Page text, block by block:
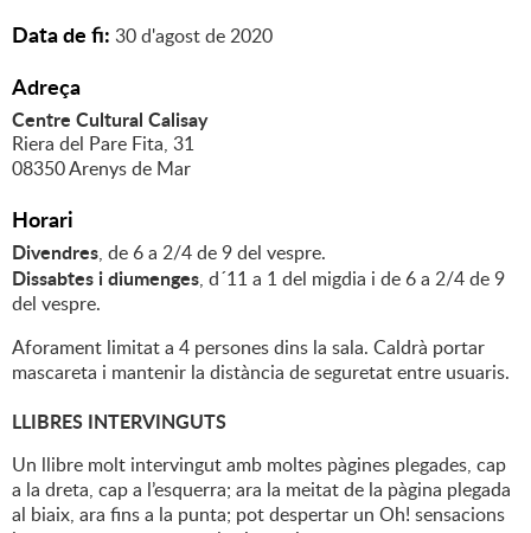
Data de fi: 30d'agostde2020
Adreça
Centre Cultural Calisay
Riera del Pare Fita, 31
08350 Arenys de Mar
Horari
Divendres, de 6 a 2/4 de 9 del vespre.
Dissabtes i diumenges, d´11 a 1 del migdia i de 6 a 2/4 de 9
del vespre.
Aforament limitat a 4 persones dins la sala. Caldrà portar
mascareta i mantenir la distància de seguretat entre usuaris.
LLIBRES INTERVINGUTS
Un llibre molt intervingut amb moltes pàgines plegades, cap
a la dreta, cap a l’esquerra; ara la meitat de la pàgina plegada
al biaix, ara fins a la punta; pot despertar un Oh! sensacions